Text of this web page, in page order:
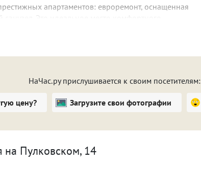
апартаментов: евроремонт, оснащенная
Это идеальное место комфортного
приятно после самостоятельно приготовленного
фильм на большом экране — доступен Wi-
для воды, чайником, посудой, плитой,
в стоимость апартаментов и предоставляется
НаЧас.ру прислушивается к своим посетителям:
цену? Загрузите свои фотографии
на Пулковском, 14